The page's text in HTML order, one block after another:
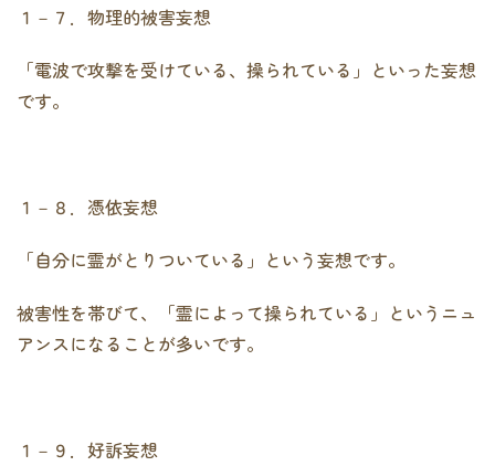
１－７．物理的被害妄想
「電波で攻撃を受けている、操られている」といった妄想
です。
１－８．憑依妄想
「自分に霊がとりついている」という妄想です。
被害性を帯びて、「霊によって操られている」というニュ
アンスになることが多いです。
１－９．好訴妄想